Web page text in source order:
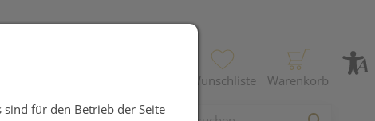
Wunschliste Warenkorb
für den Betrieb der Seite